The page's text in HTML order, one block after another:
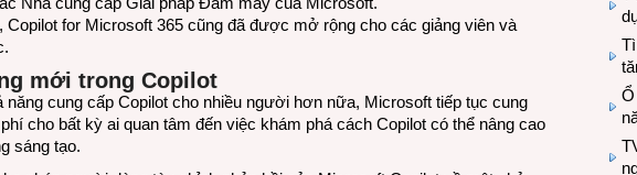
Copilot for Microsoft 365 cũng đã được mở rộng cho các giảng viên và
mới trong Copilot
cung cấp Copilot cho nhiều người hơn nữa, Microsoft tiếp tục cung
cho bất kỳ ai quan tâm đến việc khám phá cách Copilot có thể nâng cao
sáng tạo.